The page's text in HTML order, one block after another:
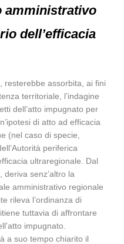
amministrativo
dell’efficacia
resterebbe assorbita, ai fini
territoriale, l’indagine
dell’atto impugnato per
di atto ad efficacia
(nel caso di specie,
periferica
ultraregionale. Dal
senz’altro la
amministrativo regionale
rileva l’ordinanza di
tuttavia di affrontare
impugnato.
a suo tempo chiarito il